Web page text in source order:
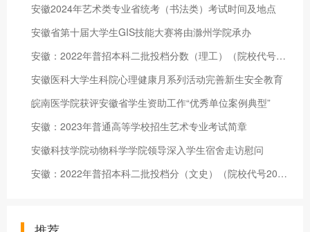
安徽2024年艺术类专业省统考（书法类）考试时间及地点
安徽省第十届大学生GIS技能大赛将由滁州学院承办
安徽：2022年普招本科二批投档分数（理工）（院校代号3001-9215）
安徽医科大学生科院心理健康月系列活动完善新生安全教育
皖南医学院获评安徽省学生资助工作“优秀单位案例典型”
安徽：2023年普通高等学校招生艺术专业考试简章
安徽科技学院动物科学学院领导深入学生宿舍走访慰问
安徽：2022年普招本科二批投档分（文史）（院校代号2050-2999）公布